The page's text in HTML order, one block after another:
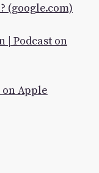
(google.com)
| Podcast on
Apple